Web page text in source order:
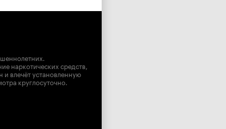
наркотических средств,
влечёт установленную
круглосуточно.